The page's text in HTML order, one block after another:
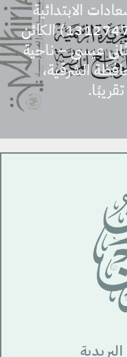
الابتدائية
والإعدادية، بالرقم التعريفى (1312747) الكائن
(3) قسم ثانى عيسى – ناحية
الشرقية،